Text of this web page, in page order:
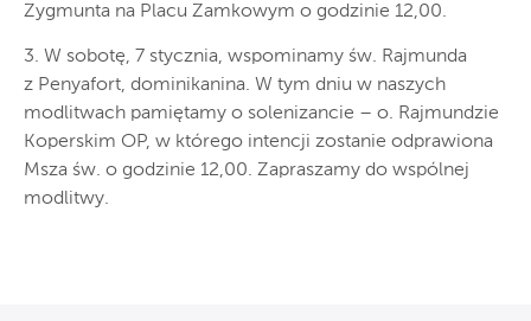
Zygmunta na Placu Zamkowym o godzinie 12,00.
3. W sobotę, 7 stycznia, wspominamy św. Rajmunda
z Penyafort, dominikanina. W tym dniu w naszych
modlitwach pamiętamy o solenizancie – o. Rajmundzie
Koperskim OP, w którego intencji zostanie odprawiona
Msza św. o godzinie 12,00. Zapraszamy do wspólnej
modlitwy.